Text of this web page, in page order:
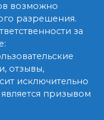
возможно
разрешения.
за
отзывы,
исключительно
призывом